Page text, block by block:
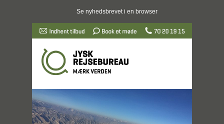
Se nyhedsbrevet i en browser